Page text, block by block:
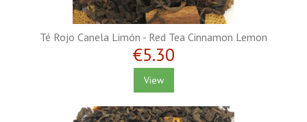
Té Rojo Canela Limón - Red Tea Cinnamon Lemon
€5.30
View